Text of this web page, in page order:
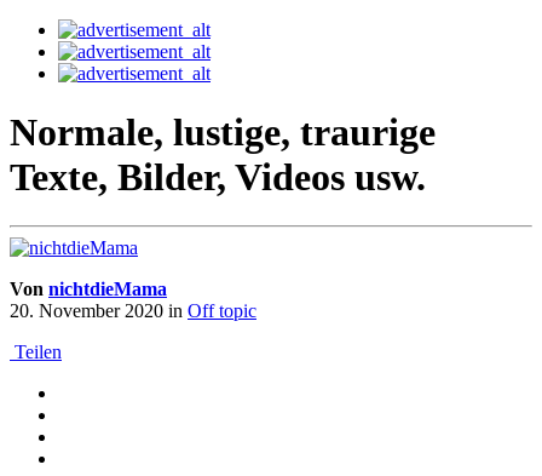
Normale, lustige, traurige
Texte, Bilder, Videos usw.
Von nichtdieMama
20. November 2020 in Off topic
Teilen